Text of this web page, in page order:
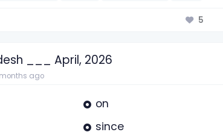
5
___ April, 2026
ago
on
since